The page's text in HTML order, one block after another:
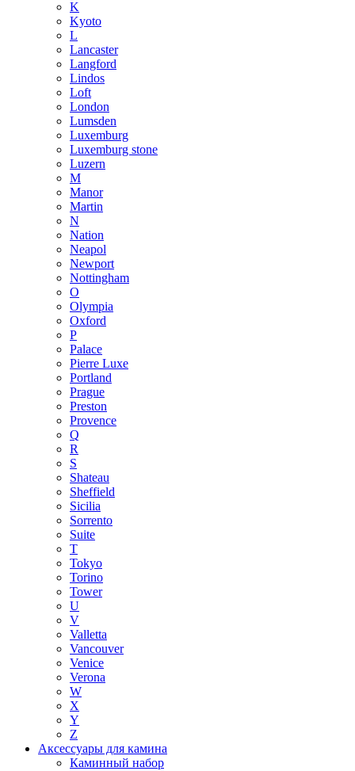
K
Kyoto
L
Lancaster
Langford
Lindos
Loft
London
Lumsden
Luxemburg
Luxemburg stone
Luzern
M
Manor
Martin
N
Nation
Neapol
Newport
Nottingham
O
Olympia
Oxford
P
Palace
Pierre Luxe
Portland
Prague
Preston
Provence
Q
R
S
Shateau
Sheffield
Sicilia
Sorrento
Suite
T
Tokyo
Torino
Tower
U
V
Valletta
Vancouver
Venice
Verona
W
X
Y
Z
Аксессуары для камина
Каминный набор